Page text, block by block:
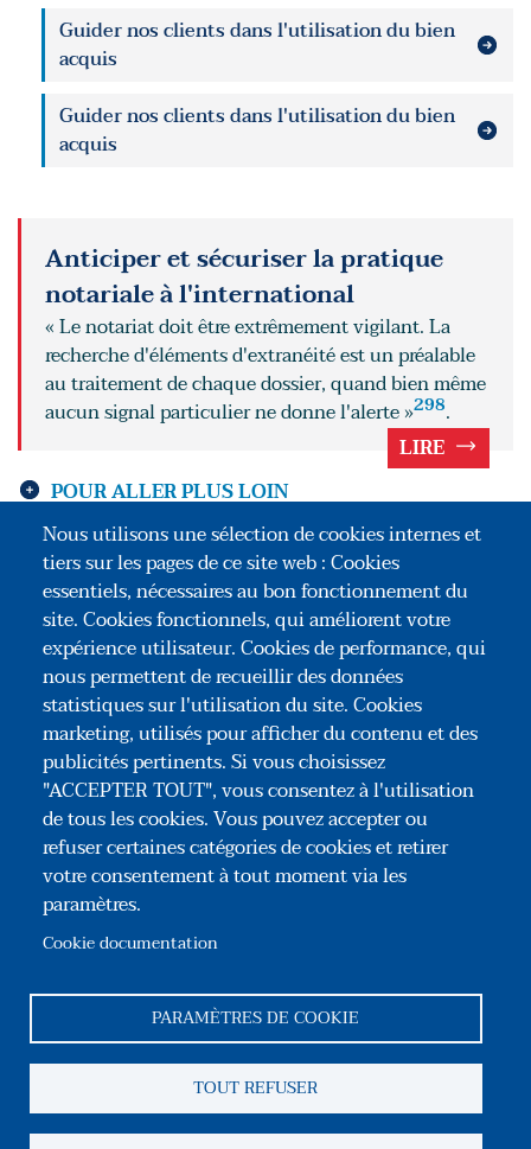
Guider nos clients dans l'utilisation du bien
acquis
Guider nos clients dans l'utilisation du bien
acquis
Anticiper et sécuriser la pratique
notariale à l'international
« Le notariat doit être extrêmement vigilant. La
recherche d'éléments d'extranéité est un préalable
au traitement de chaque dossier, quand bien même
aucun signal particulier ne donne l'alerte »298.
LIRE
POUR ALLER PLUS LOIN
Accompagner un client étranger en France
Accompagner un client à l'étranger
Pratique notariale et évolutions récentes à
l'international
Nous utilisons une sélection de cookies internes et
tiers sur les pages de ce site web : Cookies
essentiels, nécessaires au bon fonctionnement du
site. Cookies fonctionnels, qui améliorent votre
expérience utilisateur. Cookies de performance, qui
nous permettent de recueillir des données
statistiques sur l'utilisation du site. Cookies
marketing, utilisés pour afficher du contenu et des
publicités pertinents. Si vous choisissez
"ACCEPTER TOUT", vous consentez à l'utilisation
de tous les cookies. Vous pouvez accepter ou
refuser certaines catégories de cookies et retirer
votre consentement à tout moment via les
paramètres.
Cookie documentation
PARAMÈTRES DE COOKIE
TOUT REFUSER
Association Congrès des Notaires de France
35, rue du Général Foy – 75008 Paris
Reseaux sociaux
ContactMentions légales
Information sur les cookiesGestion des cookies